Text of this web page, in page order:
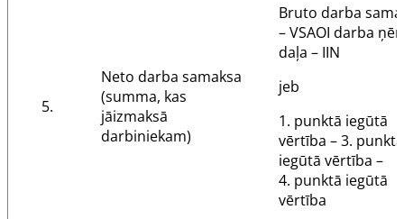
5.
Neto darba samaksa
(summa, kas
jāizmaksā
darbiniekam)
Bruto darba
– VSAOI darba
daļa – IIN
jeb
1. punktā iegūtā
vērtība – 3. punktā
iegūtā vērtība –
4. punktā iegūtā
vērtība